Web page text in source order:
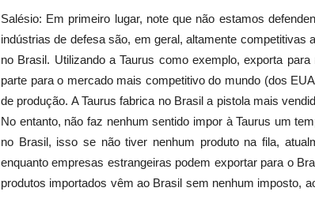
Salésio: Em primeiro lugar, note que não estamos
indústrias de defesa são, em geral, altamente
no Brasil. Utilizando a Taurus como exemplo, exporta
parte para o mercado mais competitivo do mundo (dos
de produção. A Taurus fabrica no Brasil a pistola mais
No entanto, não faz nenhum sentido impor à Taurus um
no Brasil, isso se não tiver nenhum produto na fila,
enquanto empresas estrangeiras podem exportar para o
produtos importados vêm ao Brasil sem nenhum imposto,